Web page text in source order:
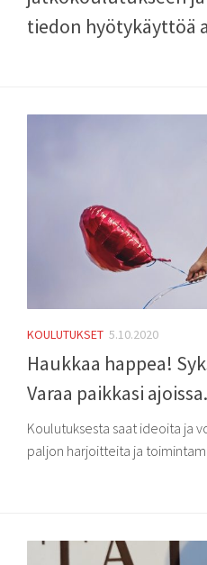
tiedon hyötykäyttöä
KOULUTUKSET 5.10.2020
Haukkaa happea!
Varaa paikkasi ajoissa.
Koulutuksesta saat ideoita ja
paljon harjoitteita ja